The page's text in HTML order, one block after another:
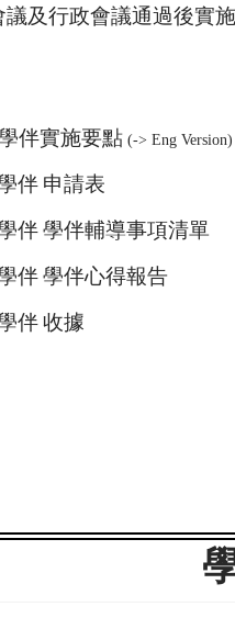
議及行政會議通過後實
伴實施要點 (-> Eng Version)
伴 申請表
伴學伴輔導事項清單
伴學伴心得報告
伴收據